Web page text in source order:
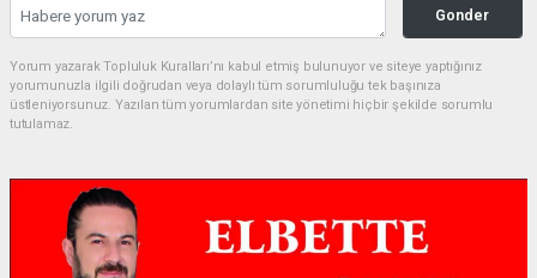
Gonder
Yorum yazarak Topluluk Kuralları’nı kabul etmiş bulunuyor ve siteye yaptığınız
yorumunuzla ilgili doğrudan veya dolaylı tüm sorumluluğu tek başınıza
üstleniyorsunuz. Yazılan tüm yorumlardan site yönetimi hiçbir şekilde sorumlu
tutulamaz.